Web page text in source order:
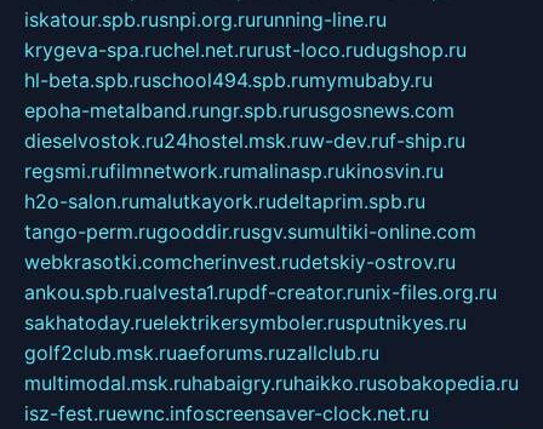
iskatour.spb.rusnpi.org.rurunning-line.ru
krygeva-spa.ruchel.net.rurust-loco.rudugshop.ru
hl-beta.spb.ruschool494.spb.rumymubaby.ru
epoha-metalband.rungr.spb.rurusgosnews.com
dieselvostok.ru24hostel.msk.ruw-dev.ruf-ship.ru
regsmi.rufilmnetwork.rumalinasp.rukinosvin.ru
h2o-salon.rumalutkayork.rudeltaprim.spb.ru
tango-perm.rugooddir.rusgv.sumultiki-online.com
webkrasotki.comcherinvest.rudetskiy-ostrov.ru
ankou.spb.rualvesta1.rupdf-creator.runix-files.org.ru
sakhatoday.ruelektrikersymboler.rusputnikyes.ru
golf2club.msk.ruaeforums.ruzallclub.ru
multimodal.msk.ruhabaigry.ruhaikko.rusobakopedia.ru
isz-fest.ruewnc.infoscreensaver-clock.net.ru